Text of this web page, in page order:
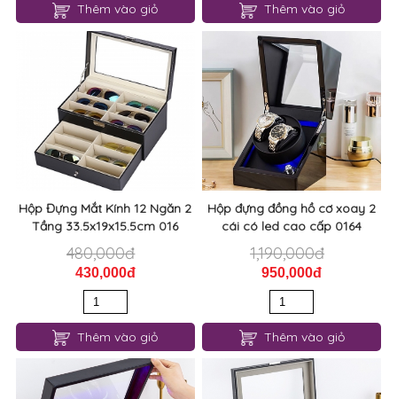
Thêm vào giỏ Thêm vào giỏ
Hộp Đựng Mắt Kính 12 Ngăn 2
Tầng 33.5x19x15.5cm 016
480,000đ
430,000đ
Thêm vào giỏ
Hộp đựng đồng hồ cơ xoay 2
cái có led cao cấp 0164
1,190,000đ
950,000đ
Thêm vào giỏ